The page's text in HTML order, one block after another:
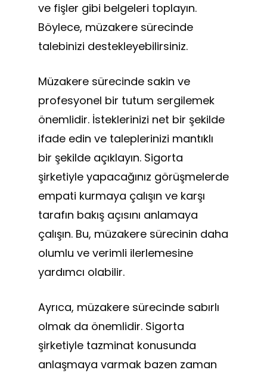
ve fişler gibi belgeleri toplayın.
Böylece, müzakere sürecinde
talebinizi destekleyebilirsiniz.
Müzakere sürecinde sakin ve
profesyonel bir tutum sergilemek
önemlidir. İsteklerinizi net bir şekilde
ifade edin ve taleplerinizi mantıklı
bir şekilde açıklayın. Sigorta
şirketiyle yapacağınız görüşmelerde
empati kurmaya çalışın ve karşı
tarafın bakış açısını anlamaya
çalışın. Bu, müzakere sürecinin daha
olumlu ve verimli ilerlemesine
yardımcı olabilir.
Ayrıca, müzakere sürecinde sabırlı
olmak da önemlidir. Sigorta
şirketiyle tazminat konusunda
anlaşmaya varmak bazen zaman